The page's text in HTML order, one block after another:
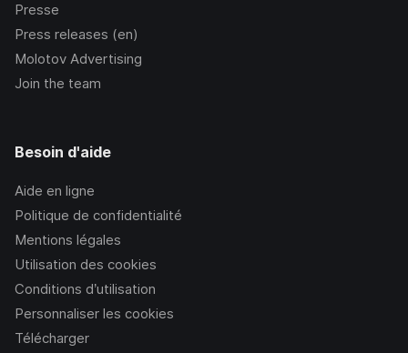
Presse
Press releases (en)
Molotov Advertising
Join the team
Besoin d'aide
Aide en ligne
Politique de confidentialité
Mentions légales
Utilisation des cookies
Conditions d’utilisation
Personnaliser les cookies
Télécharger